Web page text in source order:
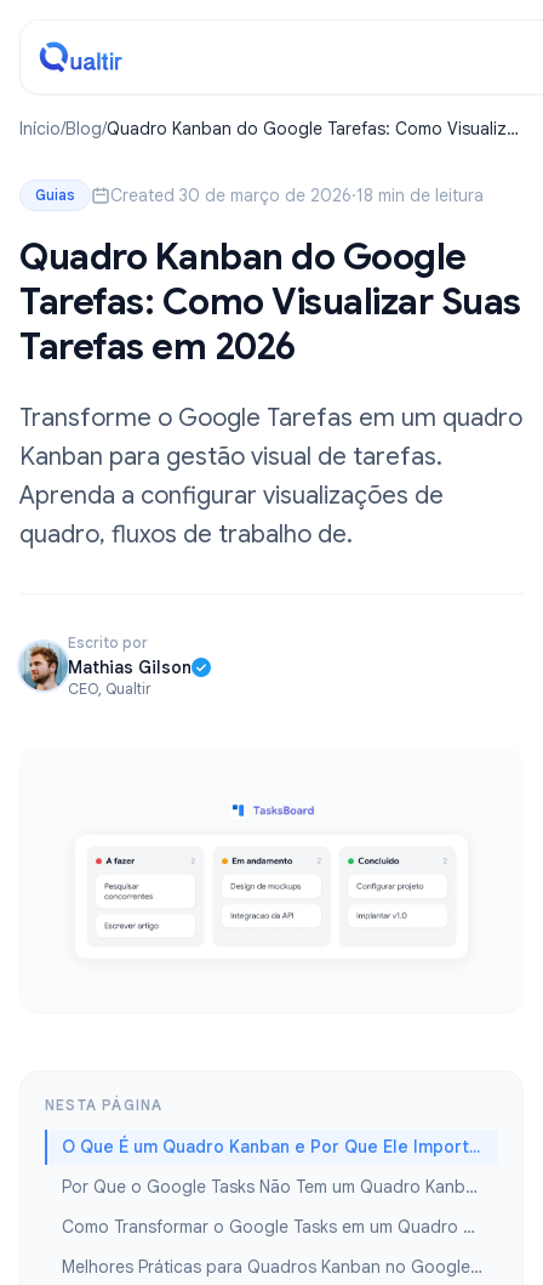
Início/Blog/Quadro Kanban do Google Tarefas: Como Visualizar
Guias Created 30 de março de 2026·18 min de leitura
Quadro Kanban do Google
Tarefas: Como Visualizar Suas
Tarefas em 2026
Transforme o Google Tarefas em um quadro
Kanban para gestão visual de tarefas.
Aprenda a configurar visualizações de
quadro, fluxos de trabalho de.
Escrito por
Mathias Gilson
CEO, Qualtir
NESTA PÁGINA
O Que É um Quadro Kanban e Por Que Ele Importa?
Por Que o Google Tasks Não Tem um Quadro Kanban
Como Transformar o Google Tasks em um Quadro Kanban com o TasksBoard
Melhores Práticas para Quadros Kanban no Google Tasks